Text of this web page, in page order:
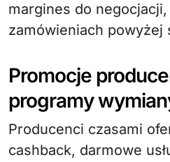
margines do
zamówieniach powyżej
Promocje
programy
Producenci czasami
cashback, darmowe